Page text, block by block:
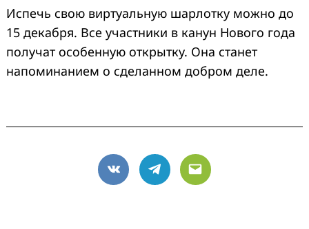
Испечь свою виртуальную шарлотку можно до
15 декабря. Все участники в канун Нового года
получат особенную открытку. Она станет
напоминанием о сделанном добром деле.
VK Telegram
Email